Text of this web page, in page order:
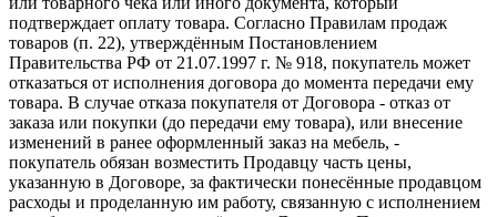
подтверждает оплату товара. Согласно Правилам продаж
товаров (п. 22), утверждённым Постановлением
Правительства РФ от 21.07.1997 г. № 918, покупатель может
отказаться от исполнения договора до момента передачи ему
товара. В случае отказа покупателя от Договора - отказ от
заказа или покупки (до передачи ему товара), или внесение
изменений в ранее оформленный заказ на мебель, -
покупатель обязан возместить Продавцу часть цены,
указанную в Договоре, за фактически понесённые продавцом
расходы и проделанную им работу, связанную с исполнением